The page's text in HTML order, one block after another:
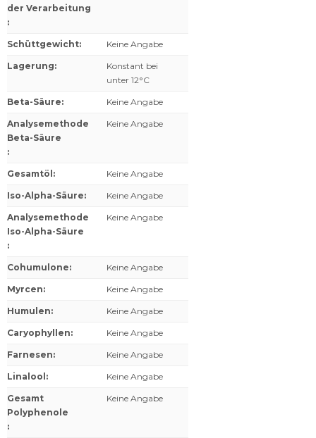
der Verarbeitung
:
Schüttgewicht: Keine Angabe
Lagerung:
Konstant bei
unter 12°C
Beta-Säure: Keine Angabe
Analysemethode
Beta-Säure
:
Keine Angabe
Gesamtöl : Keine Angabe
Iso-Alpha-Säure: Keine Angabe
Analysemethode
Iso-Alpha-Säure
:
Keine Angabe
Cohumulone: Keine Angabe
Myrcen: Keine Angabe
Humulen: Keine Angabe
Caryophyllen: Keine Angabe
Farnesen: Keine Angabe
Linalool : Keine Angabe
Gesamt
Polyphenole
:
Keine Angabe